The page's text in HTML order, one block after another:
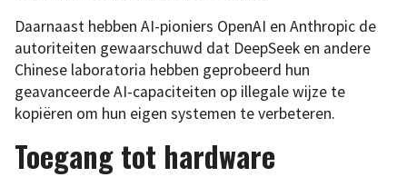
Daarnaast hebben AI-pioniers OpenAI en Anthropic de
autoriteiten gewaarschuwd dat DeepSeek en andere
Chinese laboratoria hebben geprobeerd hun
geavanceerde AI-capaciteiten op illegale wijze te
kopiëren om hun eigen systemen te verbeteren.
Toegang tot hardware